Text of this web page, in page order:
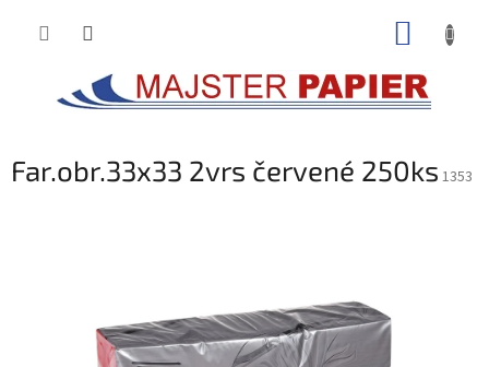
Far.obr.33x33 2vrs červené 250ks 1353